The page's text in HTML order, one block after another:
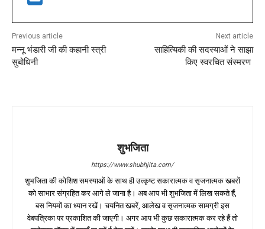
Previous article
मन्नू भंडारी जी की कहानी स्त्री
सुबोधिनी
Next article
साहित्यिकी की सदस्याओं ने साझा
किए स्वरचित संस्मरण
शुभजिता
https://www.shubhjita.com/
शुभजिता की कोशिश समस्याओं के साथ ही उत्कृष्ट सकारात्मक व सृजनात्मक खबरों
को साभार संग्रहित कर आगे ले जाना है। अब आप भी शुभजिता में लिख सकते हैं,
बस नियमों का ध्यान रखें। चयनित खबरें, आलेख व सृजनात्मक सामग्री इस
वेबपत्रिका पर प्रकाशित की जाएगी। अगर आप भी कुछ सकारात्मक कर रहे हैं तो